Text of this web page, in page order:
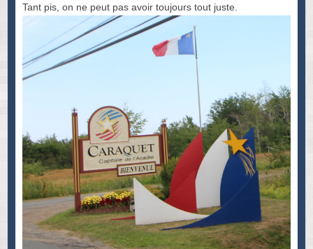
Tant pis, on ne peut pas avoir toujours tout juste.